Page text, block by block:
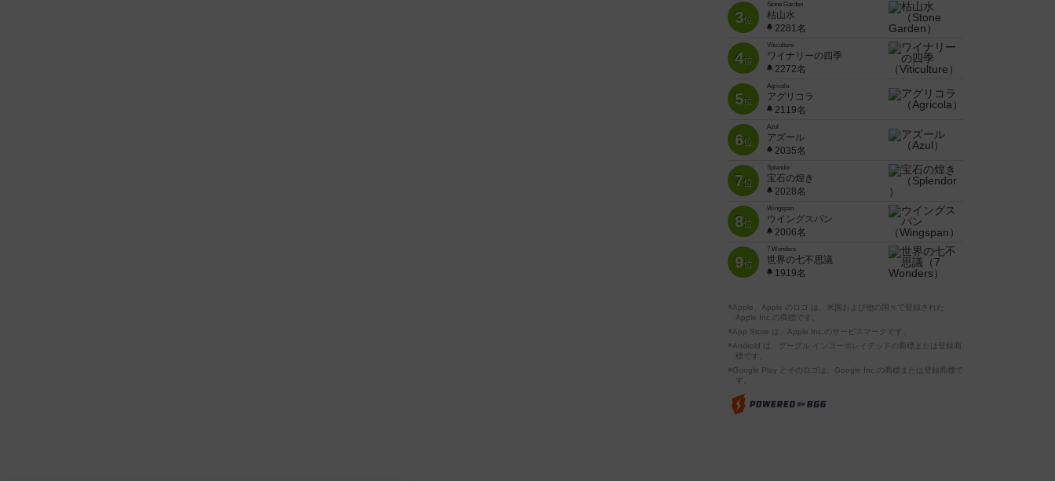
3位
Stone Garden
枯山水
2281名
4位
Viticulture
ワイナリーの四季
2272名
5位
Agricola
アグリコラ
2119名
6位
Azul
アズール
2035名
7位
Splendor
宝石の煌き
2028名
8位
Wingspan
ウイングスパン
2006名
9位
7 Wonders
世界の七不思議
1919名
※Apple、Apple のロゴ は、米国および他の国々で登録された
Apple Inc.の商標です。
※App Store は、Apple Inc.のサービスマークです。
※Android は、グーグル インコーポレイテッドの商標または登録商
標です。
※Google Play とそのロゴは、Google Inc.の商標または登録商標で
す。